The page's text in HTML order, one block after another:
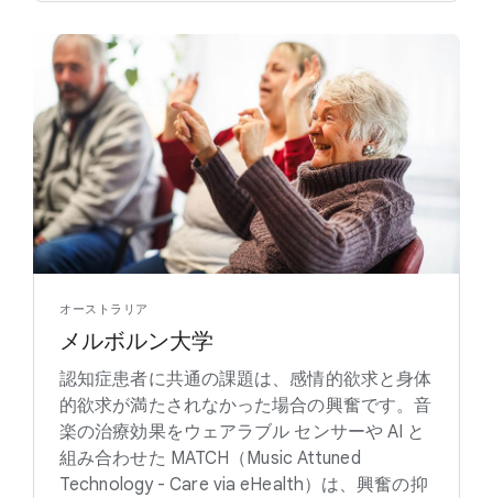
オーストラリア
メルボルン大学
認知症患者に共通の課題は、感情的欲求と身体
的欲求が満たされなかった場合の興奮です。音
楽の治療効果をウェアラブル センサーや AI と
組み合わせた MATCH（Music Attuned
Technology - Care via eHealth）は、興奮の抑